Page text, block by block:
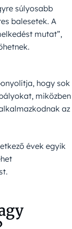
súlyosabb
balesetek. A
mutat”,
hogy sok
miközben
az
évek egyik